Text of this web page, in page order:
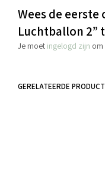
Wees de eerste
Luchtballon 2”
Je moet ingelogd zijn om
GERELATEERDE